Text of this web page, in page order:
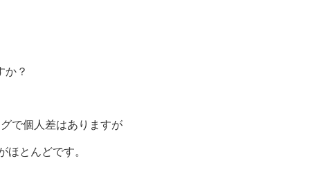
か？
で個人差はありますが
ほとんどです。